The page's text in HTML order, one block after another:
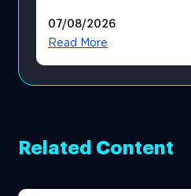
07/08/2026
Read More
Related Content